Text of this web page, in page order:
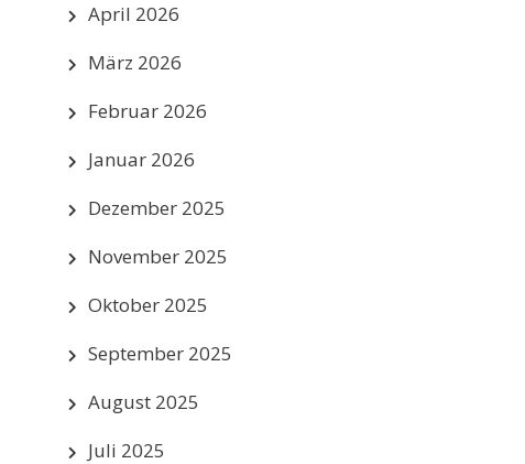
April 2026
März 2026
Februar 2026
Januar 2026
Dezember 2025
November 2025
Oktober 2025
September 2025
August 2025
Juli 2025